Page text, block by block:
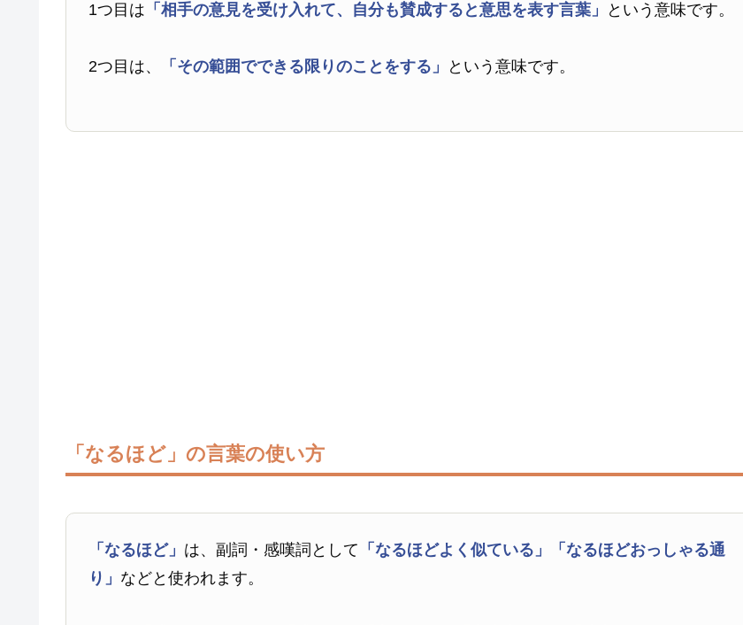
1つ目は 「相手の意見を受け入れて、自分も賛成すると意思を表す言葉」 という意味です。
2つ目は、 「その範囲でできる限りのことをする」 という意味です。
「なるほど」の言葉の使い方
「なるほど」 は、副詞・感嘆詞として 「なるほどよく似ている」
「なるほどおっしゃる通
り」 などと使われます。